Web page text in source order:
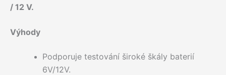
/ 12 V.
Výhody
Podporuje testování široké škály baterií
6V/12V.